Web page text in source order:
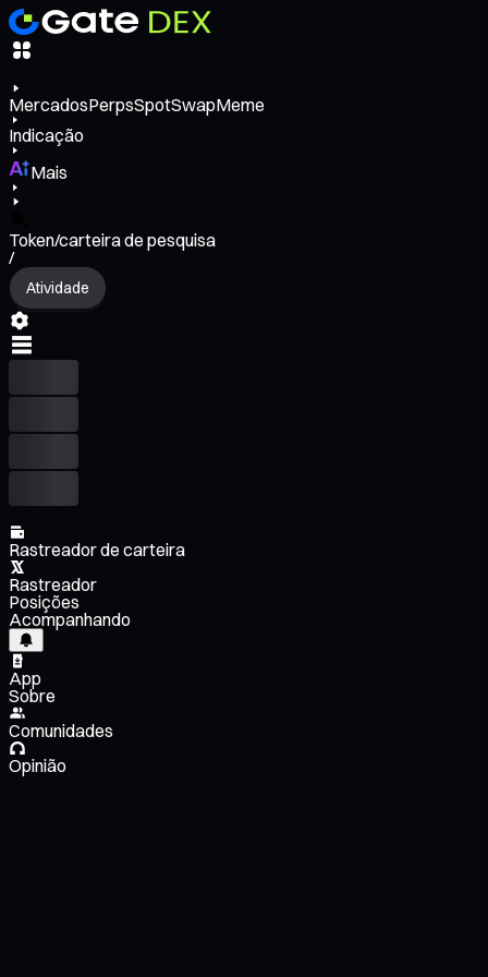
MercadosPerpsSpotSwapMeme
Indicação
Mais
Token/carteira de pesquisa
/
Atividade
Rastreador de carteira
Rastreador
Posições
Acompanhando
App
Sobre
Comunidades
Opinião